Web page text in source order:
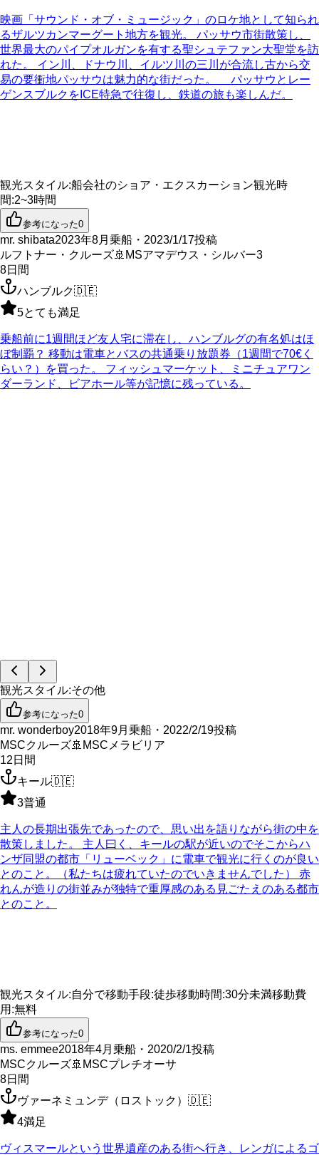
映画「サウンド・オブ・ミュージック」のロケ地として知られ
るザルツカンマーグート地方を観光。 パッサウ市街散策し、
世界最大のパイプオルガンを有する聖シュテファン大聖堂を訪
れた。 イン川、ドナウ川、イルツ川の三川が合流し古から交
易の要衝地パッサウは魅力的な街だった。 パッサウとレー
ゲンスブルクをICE特急で往復し、鉄道の旅も楽しんだ。
観光スタイル:船会社のショア・エクスカーション観光時
間:2~3時間
参考になった0
mr. shibata2023年8月乗船・2023/1/17投稿
ルフトナー・クルーズ🚢 MSアマデウス・シルバー3
8日間
ハンブルク🇩🇪
5とても満足
乗船前に1週間ほど友人宅に滞在し、ハンブルグの有名処はほ
ぼ制覇？ 移動は電車とバスの共通乗り放題券（1週間で70€く
らい？）を買った。 フィッシュマーケット、ミニチュアワン
ダーランド、ビアホール等が記憶に残っている。
観光スタイル:その他
参考になった0
mr. wonderboy2018年9月乗船・2022/2/19投稿
MSCクルーズ🚢 MSCメラビリア
12 日間
キール🇩🇪
3普通
主人の長期出張先であったので、思い出を語りながら街の中を
散策しました。 主人曰く、キールの駅が近いのでそこからハ
ンザ同盟の都市「リューベック」に電車で観光に行くのが良い
とのこと。（私たちは疲れていたのでいきませんでした） 赤
れんが造りの街並みが独特で重厚感のある見ごたえのある都市
とのこと。
観光スタイル:自分で移動手段:徒歩移動時間:30分未満移動費
用 :無料
参考になった0
ms. emmee2018年4月乗船・2020/2/1投稿
MSCクルーズ🚢 MSCプレチオーサ
8日間
ヴァーネミュンデ（ロストック） 🇩🇪
4満足
ヴィスマールという世界遺産のある街へ行き、レンガによるゴ